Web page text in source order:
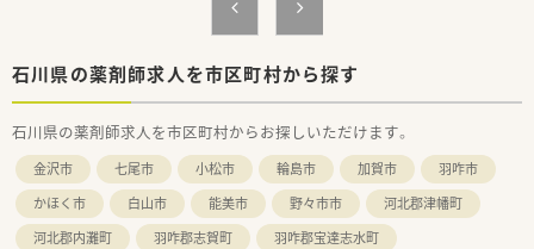
石川県の薬剤師求人を市区町村から探す
石川県の薬剤師求人を市区町村からお探しいただけます。
金沢市 七尾市 小松市 輪島市 加賀市
羽咋市
かほく市
白山市 能美市 野々市市
河北郡津幡町
河北郡内灘町
羽咋郡志賀町
羽咋郡宝達志水町